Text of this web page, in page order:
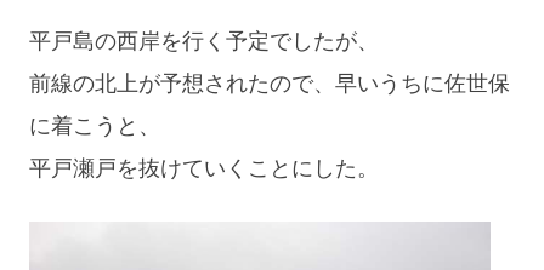
平戸島の西岸を行く予定でしたが、
前線の北上が予想されたので、早いうちに佐世保
に着こうと、
平戸瀬戸を抜けていくことにした。